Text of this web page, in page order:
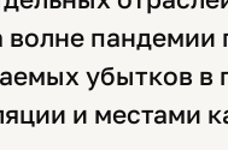
пандемии
убытков
и местами